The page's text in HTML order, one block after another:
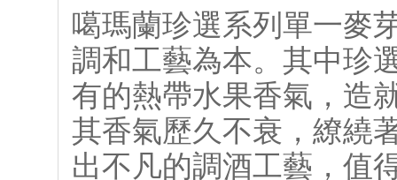
噶瑪蘭珍選系列單一麥
調和工藝為本。其中珍
有的熱帶水果香氣，造
其香氣歷久不衰，繚繞
出不凡的調酒工藝，值